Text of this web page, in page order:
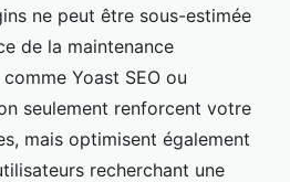
ne peut être sous-estimée
de la maintenance
Yoast SEO ou
seulement renforcent votre
mais optimisent également
recherchant une